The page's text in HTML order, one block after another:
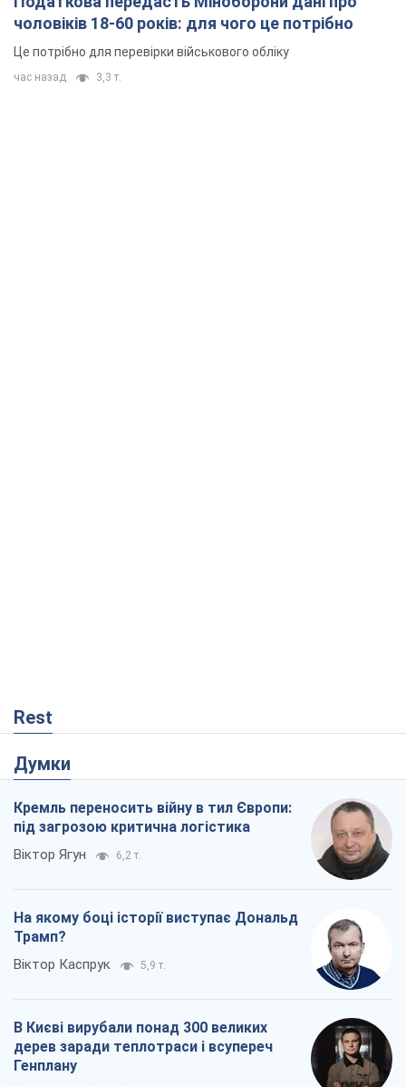
чоловіків 18-60 років: для чого це потрібно
Це потрібно для перевірки військового обліку
час назад 3,3 т.
Rest
Думки
Кремль переносить війну в тил Європи:
під загрозою критична логістика
Віктор Ягун 6,2 т.
На якому боці історії виступає Дональд
Трамп?
Віктор Каспрук 5,9 т.
В Києві вирубали понад 300 великих
дерев заради теплотраси і всупереч
Генплану